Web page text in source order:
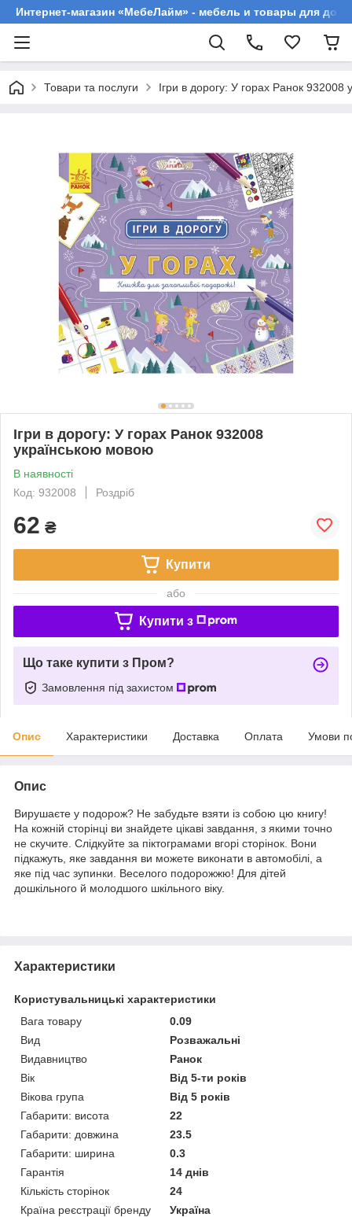
Интернет-магазин «МебеЛайм» - мебель и товары для
Товари та послуги Ігри в дорогу: У горах Ранок 932008
Ігри в дорогу: У горах Ранок 932008
українською мовою
В наявності
Код: 932008
Роздріб
62 ₴
Купити
або
Купити з
Що таке купити з Пром?
Замовлення під захистом
Опис Характеристики Доставка Оплата Умови
Опис
Вирушаєте у подорож? Не забудьте взяти із собою цю книгу!
На кожній сторінці ви знайдете цікаві завдання, з якими точно
не скучите. Слідкуйте за піктограмами вгорі сторінок. Вони
підкажуть, яке завдання ви можете виконати в автомобілі, а
яке під час зупинки. Веселого подорожжю! Для дітей
дошкільного й молодшого шкільного віку.
Характеристики
Користувальницькі характеристики
Вага товару
0.09
Вид
Розважальні
Видавництво
Ранок
Вік
Від 5-ти років
Вікова група
Від 5 років
Габарити: висота
22
Габарити: довжина
23.5
Габарити: ширина
0.3
Гарантія
14 днів
Кількість сторінок
24
Країна реєстрації бренду
Україна